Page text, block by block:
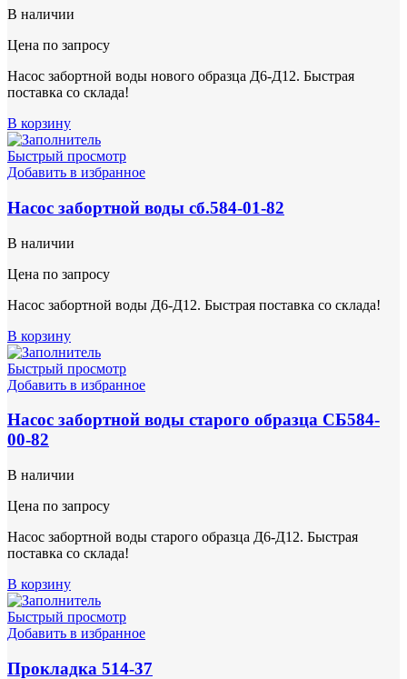
В наличии
Цена по запросу
Насос забортной воды нового образца Д6-Д12. Быстрая
поставка со склада!
В корзину
Быстрый просмотр
Добавить в избранное
Насос забортной воды сб.584-01-82
В наличии
Цена по запросу
Насос забортной воды Д6-Д12. Быстрая поставка со склада!
В корзину
Быстрый просмотр
Добавить в избранное
Насос забортной воды старого образца СБ584-
00-82
В наличии
Цена по запросу
Насос забортной воды старого образца Д6-Д12. Быстрая
поставка со склада!
В корзину
Быстрый просмотр
Добавить в избранное
Прокладка 514-37